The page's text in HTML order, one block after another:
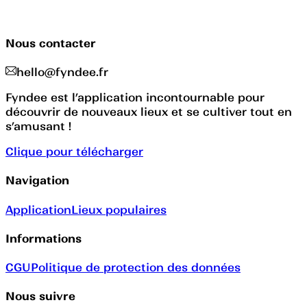
Nous contacter
hello@fyndee.fr
Fyndee est l’application incontournable pour
découvrir de nouveaux lieux et se cultiver tout en
s’amusant !
Clique pour télécharger
Navigation
ApplicationLieux populaires
Informations
CGUPolitique de protection des données
Nous suivre